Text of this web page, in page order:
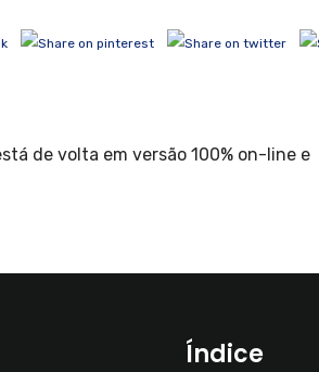
de volta em versão 100% on-line e
Índice